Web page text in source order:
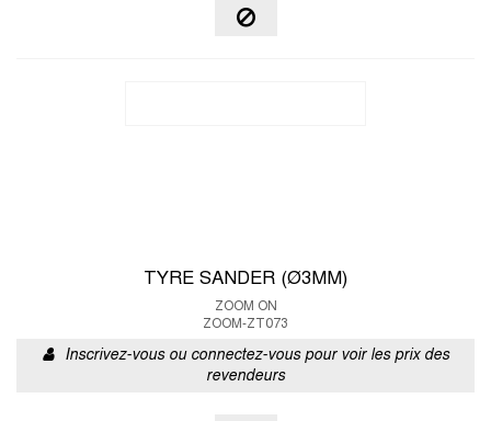
TYRE SANDER (Ø3MM)
ZOOM ON
ZOOM-ZT073
Inscrivez-vous ou connectez-vous pour voir les prix des
revendeurs